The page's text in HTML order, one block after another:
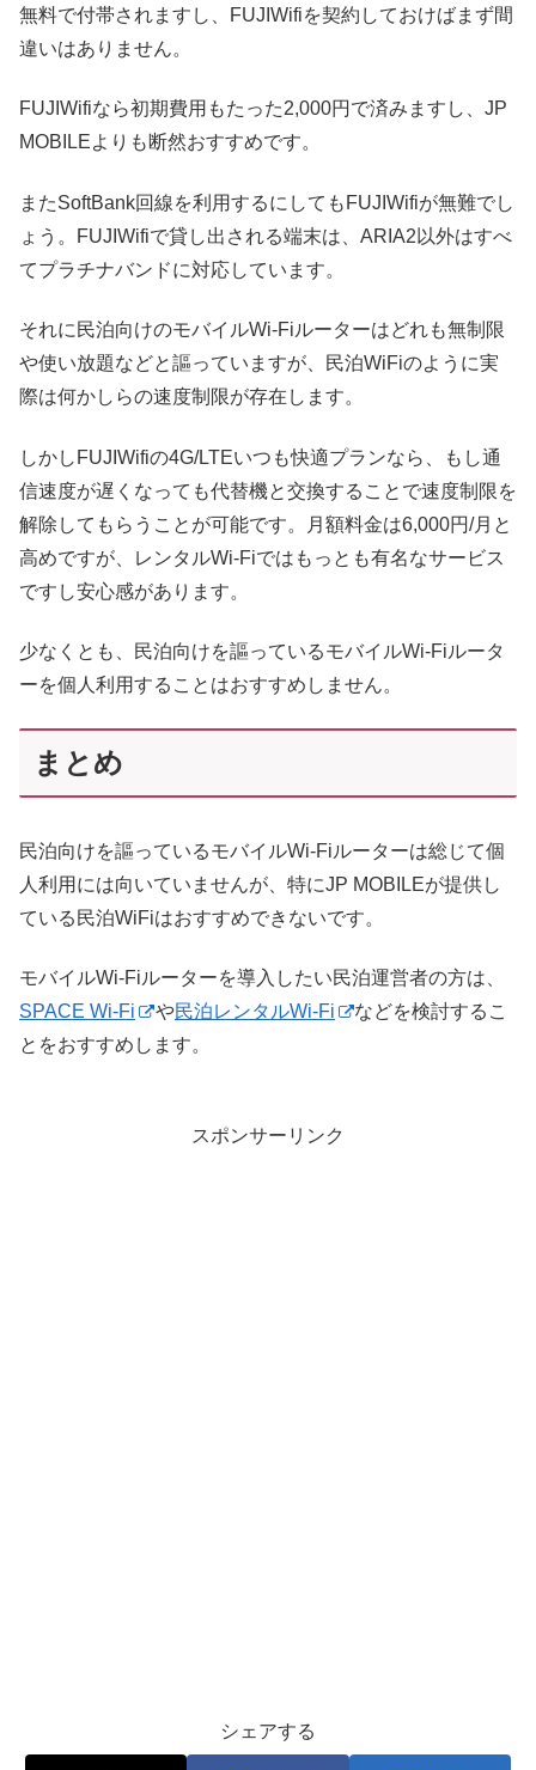
無料で付帯されますし、FUJIWifiを契約しておけばまず間
違いはありません。
FUJIWifiなら初期費用もたった2,000円で済みますし、JP
MOBILEよりも断然おすすめです。
またSoftBank回線を利用するにしてもFUJIWifiが無難でし
ょう。FUJIWifiで貸し出される端末は、ARIA2以外はすべ
てプラチナバンドに対応しています。
それに民泊向けのモバイルWi-Fiルーターはどれも無制限
や使い放題などと謳っていますが、民泊WiFiのように実
際は何かしらの速度制限が存在します。
しかしFUJIWifiの4G/LTEいつも快適プランなら、もし通
信速度が遅くなっても代替機と交換することで速度制限を
解除してもらうことが可能です。月額料金は6,000円/月と
高めですが、レンタルWi-Fiではもっとも有名なサービス
ですし安心感があります。
少なくとも、民泊向けを謳っているモバイルWi-Fiルータ
ーを個人利用することはおすすめしません。
まとめ
民泊向けを謳っているモバイルWi-Fiルーターは総じて個
人利用には向いていませんが、特にJP MOBILEが提供し
ている民泊WiFiはおすすめできないです。
モバイルWi-Fiルーターを導入したい民泊運営者の方は、
SPACE Wi-Fi
や民泊レンタルWi-Fi
などを検討するこ
とをおすすめします。
スポンサーリンク
シェアする